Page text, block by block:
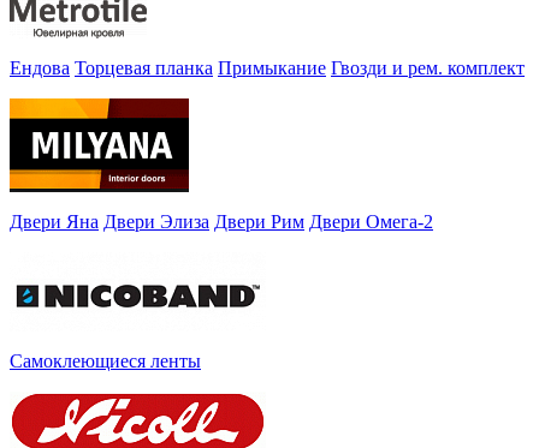
Ендова Торцевая планка Примыкание Гвозди и рем. комплект
Двери Яна Двери Элиза Двери Рим Двери Омега-2
Самоклеющиеся ленты